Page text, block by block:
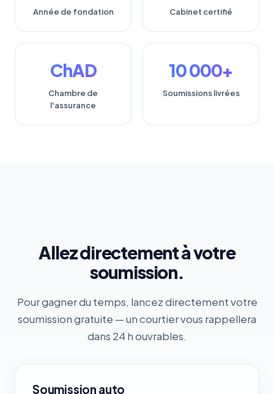
Année de fondation Cabinet certifié
ChAD
Chambre de
l'assurance
10 000+
Soumissions livrées
Allez directement àvotre
soumission.
Pour gagner du temps, lancez directement votre
soumission gratuite — un courtier vous rappellera
dans 24 h ouvrables.
Soumission auto